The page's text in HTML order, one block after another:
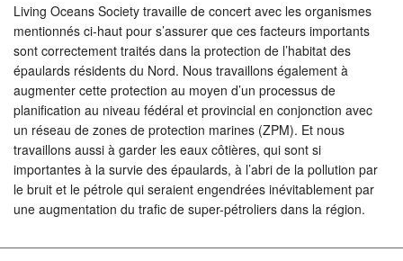
Living Oceans Society travaille de concert avec les organismes
mentionnés ci-haut pour s’assurer que ces facteurs importants
sont correctement traités dans la protection de l’habitat des
épaulards résidents du Nord. Nous travaillons également à
augmenter cette protection au moyen d’un processus de
planification au niveau fédéral et provincial en conjonction avec
un réseau de zones de protection marines (ZPM). Et nous
travaillons aussi à garder les eaux côtières, qui sont si
importantes à la survie des épaulards, à l’abri de la pollution par
le bruit et le pétrole qui seraient engendrées inévitablement par
une augmentation du trafic de super-pétroliers dans la région.